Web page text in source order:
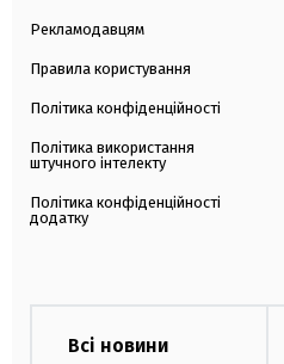
Рекламодавцям
Правила користування
Політика конфіденційності
Політика використання
штучного інтелекту
Політика конфіденційності
додатку
Всі новини